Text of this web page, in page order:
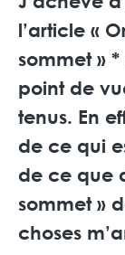
l’article «
sommet »
point de
tenus. En
de ce qui
de ce que
sommet »
choses